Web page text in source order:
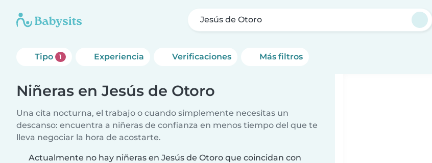
Jesús de Otoro
Tipo 1 Experiencia Verificaciones Más filtros
Niñeras en Jesús de Otoro
Una cita nocturna, el trabajo o cuando simplemente necesitas un
descanso: encuentra a niñeras de confianza en menos tiempo del que te
lleva negociar la hora de acostarte.
Actualmente no hay niñeras en Jesús de Otoro que coincidan con